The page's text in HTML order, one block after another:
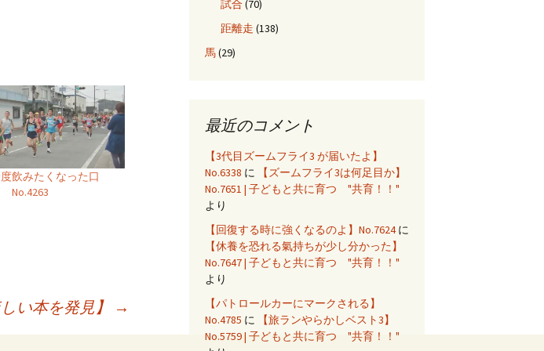
度飲みたくなった口
No.4263
い本を発見】
→
試合 (70)
距離走 (138)
馬(29)
最近のコメント
【3代目ズームフライ3 が届いたよ】
No.6338 に
【ズームフライ3は何足目か】
No.7651 | 子どもと共に育つ "共育！！"
より
【回復する時に強くなるのよ】No.7624に
【休養を恐れる氣持ちが少し分かった】
No.7647 | 子どもと共に育つ "共育！！"
より
【パトロールカーにマークされる】
No.4785 に
【旅ランやらかしベスト3】
No.5759 | 子どもと共に育つ "共育！！"